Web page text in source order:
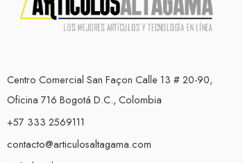
Centro Comercial San Façon Calle 13 # 20-90,
Oficina 716 Bogotá D.C., Colombia
+57 333 2569111
contacto@articulosaltagama.com